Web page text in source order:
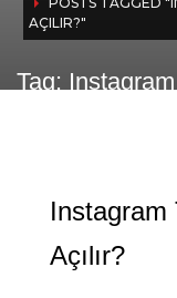
AÇILIR?"
Tag:
Instagram
Açılır?